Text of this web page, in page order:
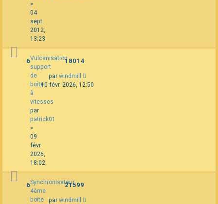
»
04
sept.
2012,
13:23
Vulcanisation
support
de
boîte
à
vitesses
par
patrick01
»
09
févr.
2026,
18:02
6 18014
par windmill
10 févr. 2026, 12:50
Synchronisateur
4ème
boîte
6 21599
par windmill